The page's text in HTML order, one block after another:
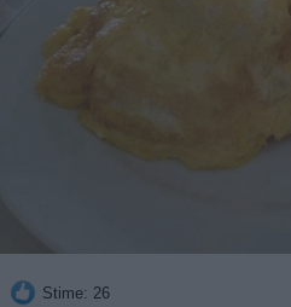
Stime: 26